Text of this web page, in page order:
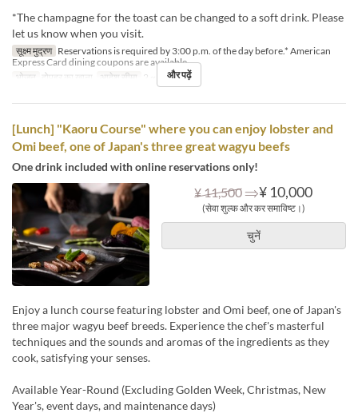
*The champagne for the toast can be changed to a soft drink. Please
let us know when you visit.
सूक्ष्म मुद्रण Reservations is required by 3:00 p.m. of the day before.* American
Express Card dining coupons are available.
भोजन
दोपहर का खाना आदेश सीमा 2 ~ 6 और पढ़ें
[Lunch] "Kaoru Course" where you can enjoy lobster and
Omi beef, one of Japan's three great wagyu beefs
One drink included with online reservations only!
¥ 11,500 ⇒¥ 10,000
(सेवा शुल्क और कर समाविष्ट।)
चुनें
Enjoy a lunch course featuring lobster and Omi beef, one of Japan's
three major wagyu beef breeds. Experience the chef's masterful
techniques and the sounds and aromas of the ingredients as they
cook, satisfying your senses.
Available Year-Round (Excluding Golden Week, Christmas, New
Year's, event days, and maintenance days)